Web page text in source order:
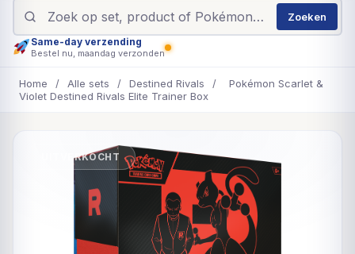
Zoeken
Same-day verzending
Bestel nu, maandag verzonden
Home / Alle sets / Destined Rivals /
Pokémon Scarlet &
Violet Destined Rivals Elite Trainer Box
UITVERKOCHT